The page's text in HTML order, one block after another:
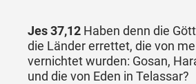
Jes 37,12 Haben denn die
die Länder errettet, die von
vernichtet wurden: Gosan,
und die von Eden in Telassar?